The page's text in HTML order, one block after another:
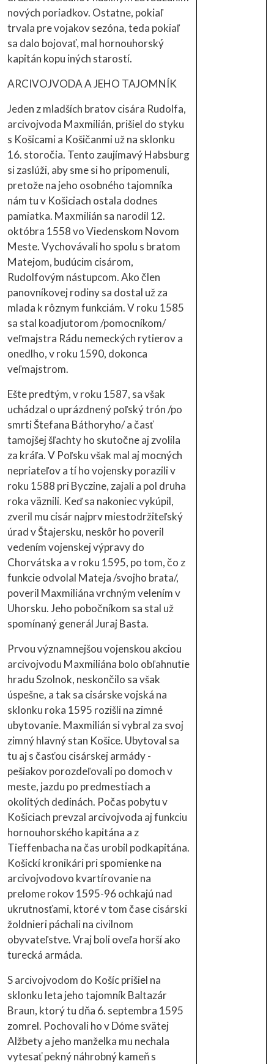
nových poriadkov. Ostatne, pokiaľ
trvala pre vojakov sezóna, teda pokiaľ
sa dalo bojovať, mal hornouhorský
kapitán kopu iných starostí.
ARCIVOJVODA A JEHO TAJOMNÍK
Jeden z mladších bratov cisára Rudolfa,
arcivojvoda Maxmilián, prišiel do styku
s Košicami a Košičanmi už na sklonku
16. storočia. Tento zaujímavý Habsburg
si zaslúži, aby sme si ho pripomenuli,
pretože na jeho osobného tajomníka
nám tu v Košiciach ostala dodnes
pamiatka. Maxmilián sa narodil 12.
októbra 1558 vo Viedenskom Novom
Meste. Vychovávali ho spolu s bratom
Matejom, budúcim cisárom,
Rudolfovým nástupcom. Ako člen
panovníkovej rodiny sa dostal už za
mlada k rôznym funkciám. V roku 1585
sa stal koadjutorom /pomocníkom/
veľmajstra Rádu nemeckých rytierov a
onedlho, v roku 1590, dokonca
veľmajstrom.
Ešte predtým, v roku 1587, sa však
uchádzal o uprázdnený poľský trón /po
smrti Štefana Báthoryho/ a časť
tamojšej šľachty ho skutočne aj zvolila
za kráľa. V Poľsku však mal aj mocných
nepriateľov a tí ho vojensky porazili v
roku 1588 pri Byczine, zajali a pol druha
roka väznili. Keď sa nakoniec vykúpil,
zveril mu cisár najprv miestodržiteľský
úrad v Štajersku, neskôr ho poveril
vedením vojenskej výpravy do
Chorvátska a v roku 1595, po tom, čo z
funkcie odvolal Mateja /svojho brata/,
poveril Maxmiliána vrchným velením v
Uhorsku. Jeho pobočníkom sa stal už
spomínaný generál Juraj Basta.
Prvou významnejšou vojenskou akciou
arcivojvodu Maxmiliána bolo obľahnutie
hradu Szolnok, neskončilo sa však
úspešne, a tak sa cisárske vojská na
sklonku roka 1595 rozišli na zimné
ubytovanie. Maxmilián si vybral za svoj
zimný hlavný stan Košice. Ubytoval sa
tu aj s časťou cisárskej armády -
pešiakov porozdeľovali po domoch v
meste, jazdu po predmestiach a
okolitých dedinách. Počas pobytu v
Košiciach prevzal arcivojvoda aj funkciu
hornouhorského kapitána a z
Tieffenbacha na čas urobil podkapitána.
Košickí kronikári pri spomienke na
arcivojvodovo kvartírovanie na
prelome rokov 1595-96 ochkajú nad
ukrutnosťami, ktoré v tom čase cisárski
žoldnieri páchali na civilnom
obyvateľstve. Vraj boli oveľa horší ako
turecká armáda.
S arcivojvodom do Košíc prišiel na
sklonku leta jeho tajomník Baltazár
Braun, ktorý tu dňa 6. septembra 1595
zomrel. Pochovali ho v Dóme svätej
Alžbety a jeho manželka mu nechala
vytesať pekný náhrobný kameň s